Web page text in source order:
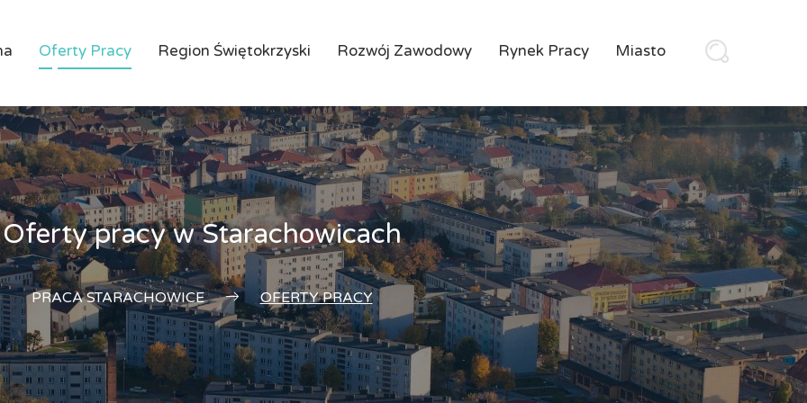
Oferty Pracy Region Świętokrzyski Rozwój Zawodowy Rynek Pracy Miasto
Oferty pracy w Starachowicach
PRACA STARACHOWICE OFERTY PRACY